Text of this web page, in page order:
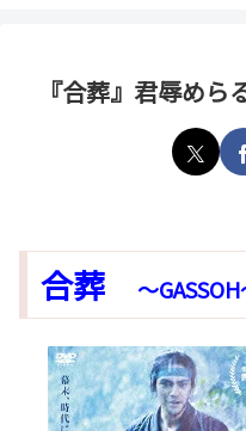
『合葬』君辱めら
合葬 ～